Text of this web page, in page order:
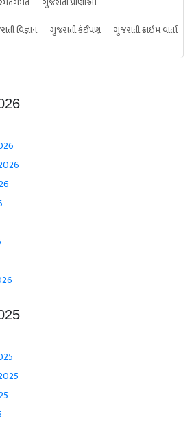
વિજ્ઞાન ગુજરાતી કંઈપણ ગુજરાતી ક્રાઇમ વાર્તા